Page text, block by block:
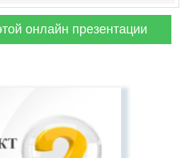
онлайн презентации